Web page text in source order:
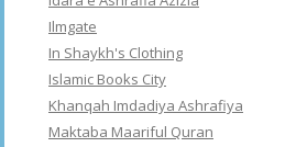
Ilmgate
In Shaykh's Clothing
Islamic Books City
Khanqah Imdadiya Ashrafiya
Maktaba Maariful Quran